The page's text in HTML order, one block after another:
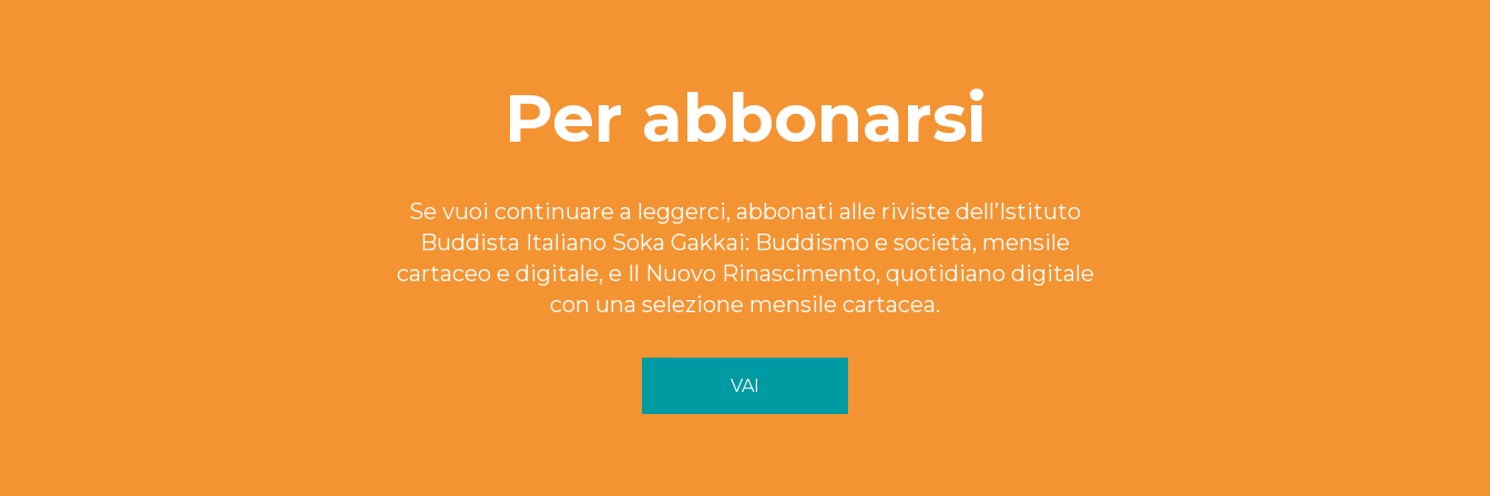
Per abbonarsi
Se vuoi continuare a leggerci, abbonati alle riviste dell’Istituto
Buddista Italiano Soka Gakkai: Buddismo e società, mensile
cartaceo e digitale, e Il Nuovo Rinascimento, quotidiano digitale
con una selezione mensile cartacea.
VAI